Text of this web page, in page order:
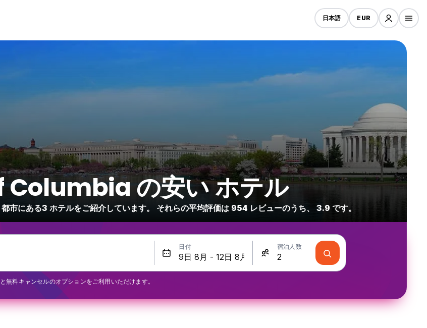
日本語 EUR
の安い ホテル
にある3 ホテルをご紹介しています。 それらの平均評価は 954 レビューのうち、 3.9 です。
日付 宿泊人数
無料キャンセルのオプションをご利用いただけます。